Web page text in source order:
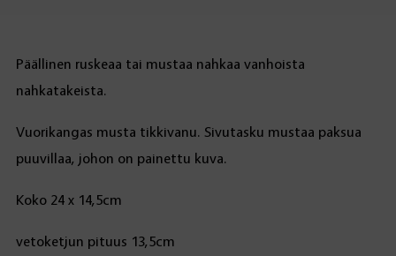
Päällinen ruskeaa tai mustaa nahkaa vanhoista
nahkatakeista.
Vuorikangas musta tikkivanu. Sivutasku mustaa paksua
puuvillaa, johon on painettu kuva.
Koko 24 x 14,5cm
vetoketjun pituus 13,5cm